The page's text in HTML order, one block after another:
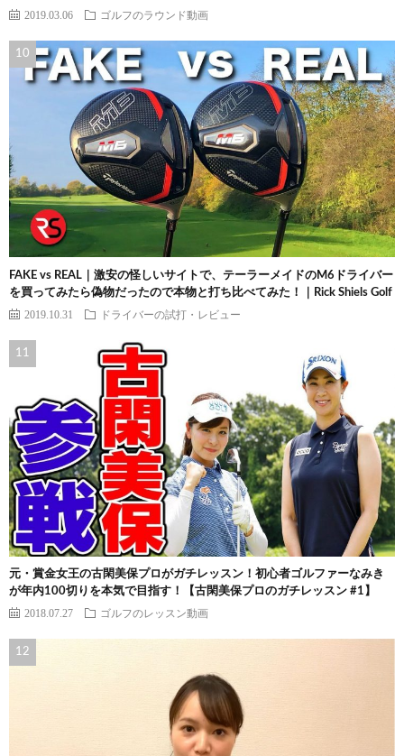
2019.03.06 ゴルフのラウンド動画
FAKE vs REAL｜激安の怪しいサイトで、テーラーメイドのM6ドライバー
を買ってみたら偽物だったので本物と打ち比べてみた！｜Rick Shiels Golf
2019.10.31 ドライバーの試打・レビュー
元・賞金女王の古閑美保プロがガチレッスン！初心者ゴルファーなみき
が年内100切りを本気で目指す！【古閑美保プロのガチレッスン #1】
2018.07.27 ゴルフのレッスン動画